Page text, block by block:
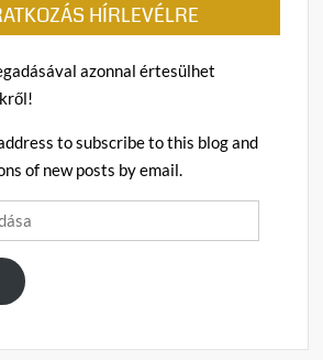
HÍRLEVÉLRE
azonnal értesülhet
to subscribe to this blog and
of new posts by email.